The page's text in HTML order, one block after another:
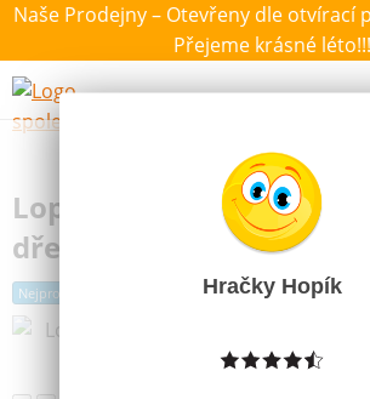
Naše Prodejny – Otevřeny dle otvírací
Přejeme krásné léto!!!
Výběr hraček dle
Lopata Hrablo s T-
dřevo červená barva
Nejprodávanější Hračky Hopík